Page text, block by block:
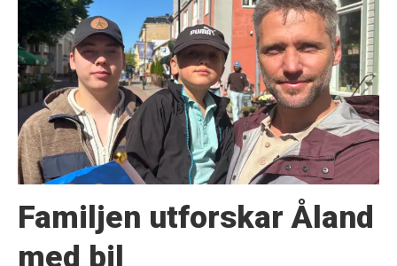
Familjen utforskar Åland
med bil